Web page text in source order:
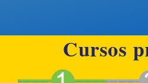
Cursos